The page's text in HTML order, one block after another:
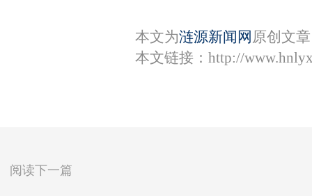
本文为涟源新闻网 原创文
本文链接： http://
阅读下一篇